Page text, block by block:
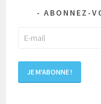
ABONNEZ-